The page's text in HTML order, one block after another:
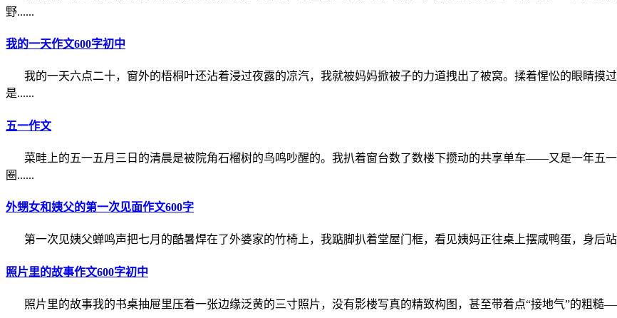
野......
我的一天作文600字初中
我的一天六点二十，窗外的梧桐叶还沾着浸过夜露的凉汽，我就被妈妈掀被子的力道拽出了被窝。揉着惺忪的眼睛
是......
五一作文
菜畦上的五一五月三日的清晨是被院角石榴树的鸟鸣吵醒的。我扒着窗台数了数楼下攒动的共享单车——又是一年五
圈......
外甥女和姨父的第一次见面作文600字
第一次见姨父蝉鸣声把七月的酷暑焊在了外婆家的竹椅上，我踮脚扒着堂屋门框，看见姨妈正往桌上摆咸鸭蛋，身后
照片里的故事作文600字初中
照片里的故事我的书桌抽屉里压着一张边缘泛黄的三寸照片，没有影楼写真的精致构图，甚至带着点“接地气”的粗